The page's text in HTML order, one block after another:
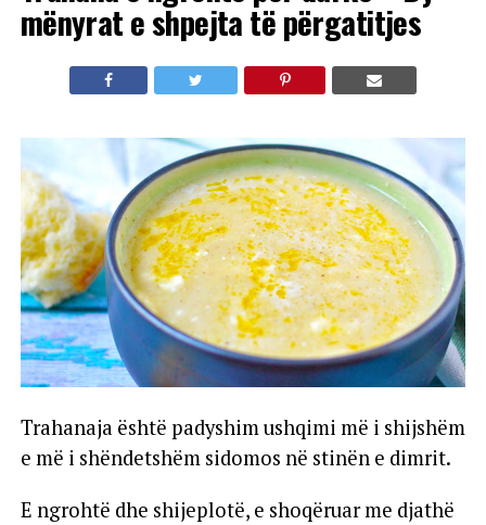
mënyrat e shpejta të përgatitjes
Trahanaja është padyshim ushqimi më i shijshëm
e më i shëndetshëm sidomos në stinën e dimrit.
E ngrohtë dhe shijeplotë, e shoqëruar me djathë